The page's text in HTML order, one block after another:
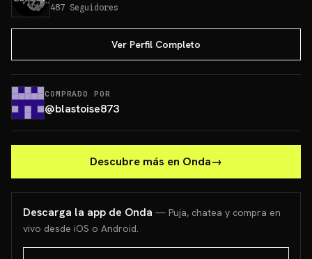
487 Seguidores
Ver Perfil Completo
COMPRADO POR
@blastoise873
Descubre más en Onda→
Descarga la app de Onda — Puja, chatea y compra en
vivo desde iOS o Android.